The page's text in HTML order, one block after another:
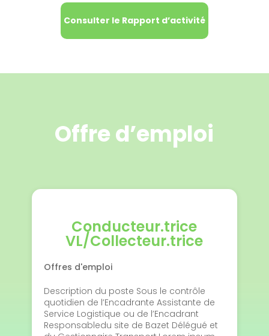
Consulter le Rapport d’activité
Offre d’emploi
Conducteur.trice
VL/Collecteur.trice
Offres d'emploi
Description du poste Sous le contrôle
quotidien de l’Encadrante Assistante de
Service Logistique ou de l’Encadrant
Responsabledu site de Bazet Délégué et